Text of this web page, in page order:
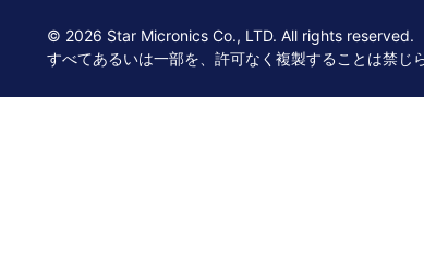
© 2026 Star Micronics Co., LTD. All rights reserved.
すべてあるいは一部を、許可なく複製することは禁じ